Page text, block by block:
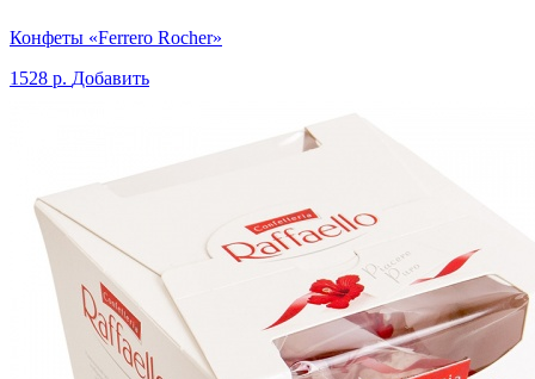
Конфеты «Ferrero Rocher»
1528 р. Добавить